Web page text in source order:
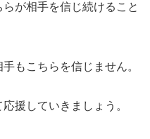
が相手を信じ続けること
もこちらを信じません。
援していきましょう。